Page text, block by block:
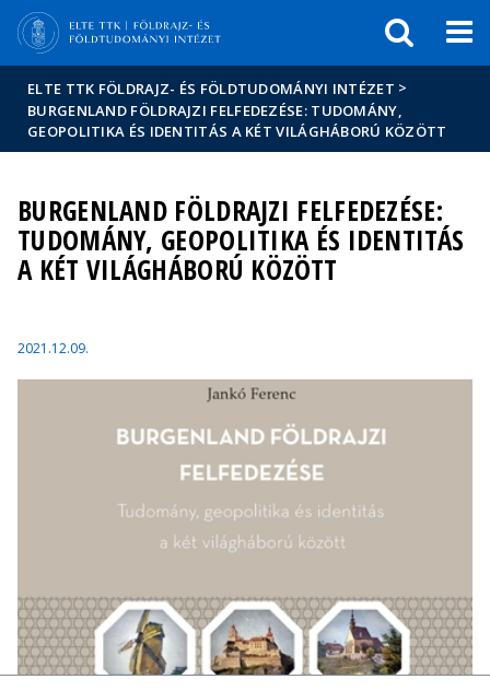
Hírek
Események
ELTE a
sajtóban
ELTE TTK FÖLDRAJZ- ÉS FÖLDTUDOMÁNYI INTÉZET >
BURGENLAND FÖLDRAJZI FELFEDEZÉSE: TUDOMÁNY,
GEOPOLITIKA ÉS IDENTITÁS A KÉT VILÁGHÁBORÚ KÖZÖTT
BURGENLAND FÖLDRAJZI FELFEDEZÉSE:
TUDOMÁNY, GEOPOLITIKA ÉS IDENTITÁS
A KÉT VILÁGHÁBORÚ KÖZÖTT
2021.12.09.